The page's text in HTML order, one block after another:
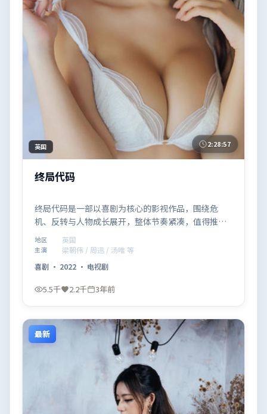
英国 2:28:57
终局代码
终局代码是一部以喜剧为核心的影视作品，围绕危
机、反转与人物成长展开，整体节奏紧凑，值得推荐
观看。
地区 英国
主演
梁朝伟 / 周迅 / 汤唯 等
喜剧 · 2022 · 电视剧
5.5千 2.2千 3年前
最新